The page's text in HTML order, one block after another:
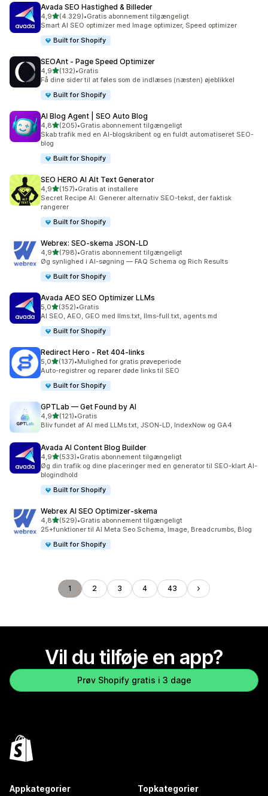
Avada SEO Hastighed & Billeder
4,9ud af 5 stjerner
(4.329)
4329 anmeldelser i alt
•Gratis abonnement tilgængeligt
Smart AI SEO optimizer med Image optimizer, Speed optimizer
Built for Shopify
SEOAnt ‑ Page Speed Optimizer
4,9ud af 5 stjerner
(132)
132 anmeldelser i alt
•Gratis
Få dine sider til at føles som de indlæses (næsten) øjeblikkel
Built for Shopify
AI Blog Agent | SEO Auto Blog
4,8ud af 5 stjerner
(205)
205 anmeldelser i alt
•Gratis abonnement tilgængeligt
Skab trafik med en AI-blogskribent og en fuldt automatiseret SEO-
blog
Built for Shopify
SEO HERO AI Alt Text Generator
4,9ud af 5 stjerner
(157)
157 anmeldelser i alt
•Gratis at installere
Secret Recipe AI: Generer alternativ SEO-tekst, der faktisk
rangerer
Built for Shopify
Webrex: SEO‑skema JSON‑LD
4,9ud af 5 stjerner
(798)
798 anmeldelser i alt
•Gratis abonnement tilgængeligt
Øg synlighed i AI-søgning — FAQ Schema og Rich Results
Built for Shopify
Avada AEO SEO Optimizer LLMs
5,0ud af 5 stjerner
(352)
352 anmeldelser i alt
•Gratis
AI SEO, AEO, GEO med llms.txt, llms-full.txt, agents.md
Built for Shopify
Redirect Hero ‑ Ret 404‑links
5,0ud af 5 stjerner
(137)
137 anmeldelser i alt
•Mulighed for gratis prøveperiode
Auto-registrer og reparer døde links til SEO
Built for Shopify
GPTLab — Get Found by AI
4,9ud af 5 stjerner
(121)
121 anmeldelser i alt
•Gratis
Bliv fundet af AI med LLMs.txt, JSON-LD, IndexNow og GA4
Avada AI Content Blog Builder
4,9ud af 5 stjerner
(533)
533 anmeldelser i alt
•Gratis abonnement tilgængeligt
Øg din trafik og dine placeringer med en generator til SEO-klart AI-
blogindhold
Built for Shopify
Webrex AI SEO Optimizer‑skema
4,8ud af 5 stjerner
(529)
529 anmeldelser i alt
•Gratis abonnement tilgængeligt
25+funktioner til AI Meta Seo Schema, Image, Breadcrumbs, Blog
Built for Shopify
1 2 3 4 43
Vil du tilføje en app?
Prøv Shopify gratis i 3 dage
Appkategorier Topkategorier